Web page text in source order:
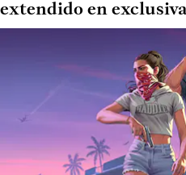
extendido en